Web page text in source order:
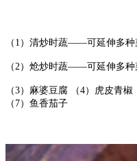
（1）清炒时蔬——可延伸多种
（2）炝炒时蔬——可延伸多种
（3）麻婆豆腐 （4）虎皮青
（7）鱼香茄子